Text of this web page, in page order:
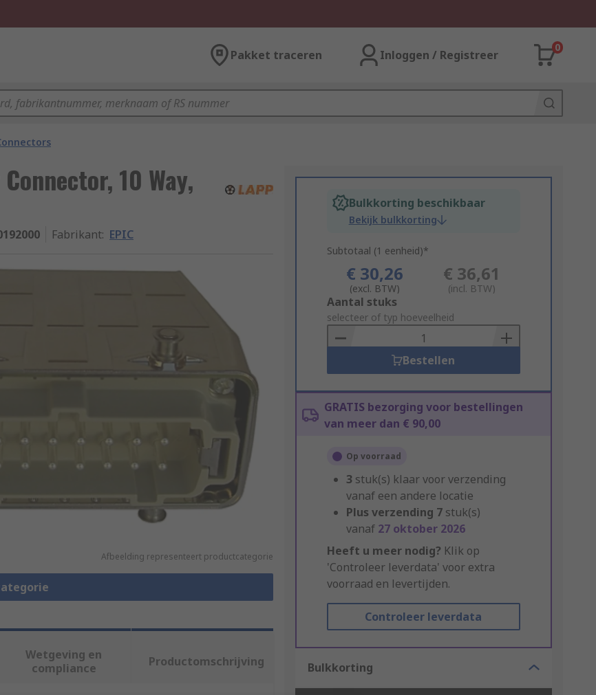
Pakket traceren Inloggen / Registreer
0
10 Way,
Fabrikant: EPIC
Afbeelding representeert productcategorie
Bulkkorting beschikbaar
Bekijk bulkkorting
Subtotaal (1 eenheid)*
€ 30,26
(excl. BTW)
€ 36,61
(incl. BTW)
Add
to
Basket
Aantal stuks
selecteer of typ hoeveelheid
Bestellen
GRATIS bezorging voor bestellingen
van meer dan € 90,00
Op voorraad
3 stuk(s) klaar voor verzending
vanaf een andere locatie
Plus verzending 7 stuk(s)
vanaf 27 oktober 2026
Heeft u meer nodig? Klik op
'Controleer leverdata' voor extra
voorraad en levertijden.
Controleer leverdata
Bulkkorting
Wetgeving en
compliance
Productomschrijving